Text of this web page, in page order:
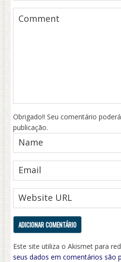
Obrigado!! Seu comentário
publicação.
Este site utiliza o Akismet para
seus dados em comentários são